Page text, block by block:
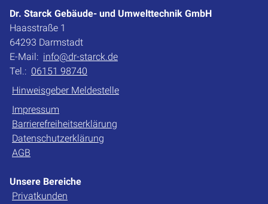
Dr. Starck Gebäude- und Umwelttechnik GmbH
Haasstraße 1
64293 Darmstadt
E-Mail: info@dr-starck.de
Tel.: 06151 98740
Hinweisgeber Meldestelle
Impressum
Barrierefreiheitserklärung
Datenschutzerklärung
AGB
Unsere Bereiche
Privatkunden